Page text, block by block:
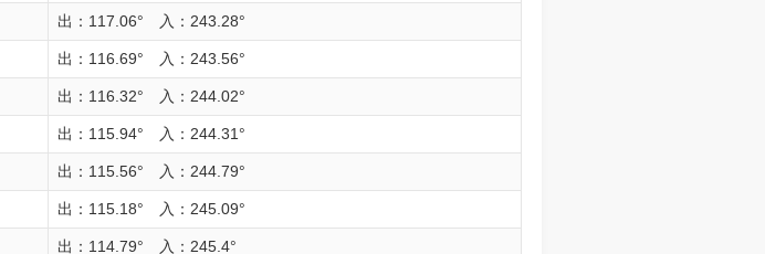
出：117.06° 入：243.28°
出：116.69° 入：243.56°
出：116.32° 入：244.02°
出：115.94° 入：244.31°
出：115.56° 入：244.79°
出：115.18° 入：245.09°
出：114.79° 入：245.4°